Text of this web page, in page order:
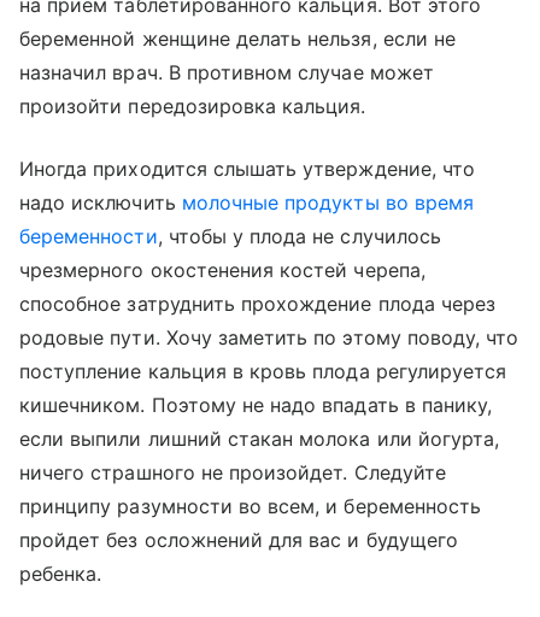
на прием таблетированного кальция. Вот этого
беременной женщине делать нельзя, если не
назначил врач. В противном случае может
произойти передозировка кальция.
Иногда приходится слышать утверждение, что
надо исключить молочные продукты во время
беременности, чтобы у плода не случилось
чрезмерного окостенения костей черепа,
способное затруднить прохождение плода через
родовые пути. Хочу заметить по этому поводу, что
поступление кальция в кровь плода регулируется
кишечником. Поэтому не надо впадать в панику,
если выпили лишний стакан молока или йогурта,
ничего страшного не произойдет. Следуйте
принципу разумности во всем, и беременность
пройдет без осложнений для вас и будущего
ребенка.